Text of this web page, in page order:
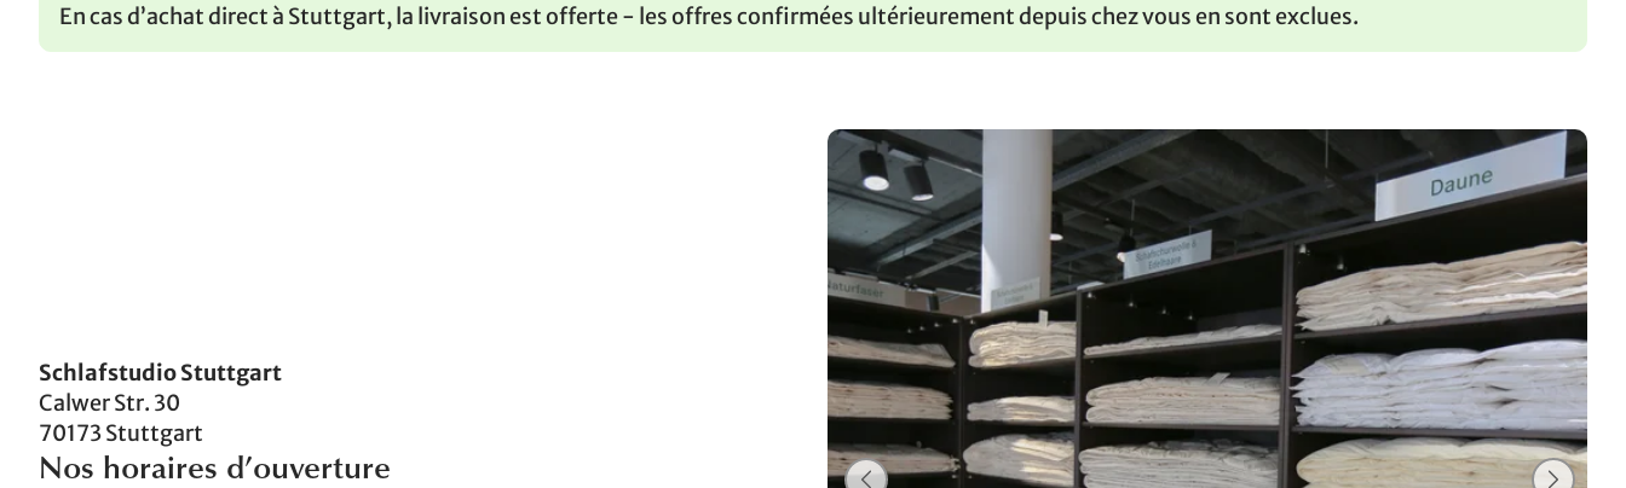
En cas d’achat direct à Stuttgart, la livraison est offerte - les offres confirmées ultérieurement depuis chez vous en sont exclues.
Schlafstudio Stuttgart
Calwer Str. 30
70173 Stuttgart
Nos horaires d’ouverture